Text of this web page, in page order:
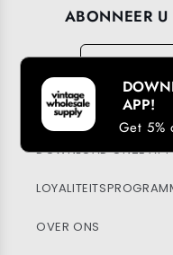
ABONNEER
E-mail
DOWNLOAD ONZE APP
OVER ONS
APP!
Get 5%